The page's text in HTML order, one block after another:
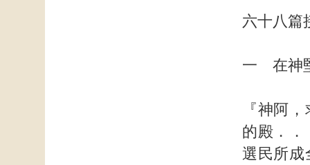
六十八篇
一 在神
『神阿
的殿．．
選民所成